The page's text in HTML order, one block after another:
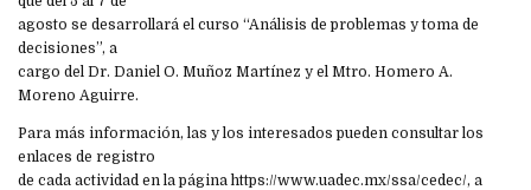
agosto se desarrollará el curso “Análisis de problemas y toma de
decisiones”, a
cargo del Dr. Daniel O. Muñoz Martínez y el Mtro. Homero A.
Moreno Aguirre.
Para más información, las y los interesados pueden consultar los
enlaces de registro
de cada actividad en la página https://www.uadec.mx/ssa/cedec/, a